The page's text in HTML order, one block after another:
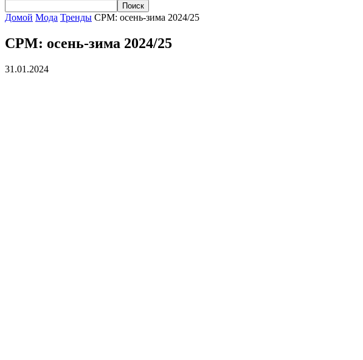
Домой Мода Тренды CPM: осень-зима 2024/25
CPM: осень-зима 2024/25
31.01.2024